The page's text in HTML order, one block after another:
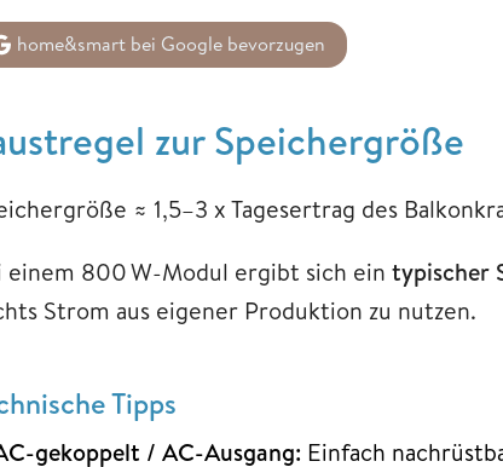
home&smart bei Google bevorzugen
zur Speichergröße
≈ 1,5–3 x Tagesertrag des
einem 800 W-Modul ergibt sich ein typischer
Strom aus eigener Produktion zu nutzen.
Tipps
gekoppelt / AC-Ausgang: Einfach